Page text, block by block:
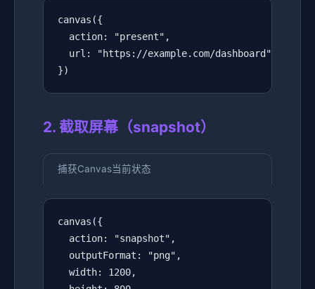
canvas({
  action: "present",
  url: "https://example.com/dashboard"
})
2. 截取屏幕（snapshot）
捕获Canvas当前状态
canvas({
  action: "snapshot",
  outputFormat: "png",
  width: 1200,